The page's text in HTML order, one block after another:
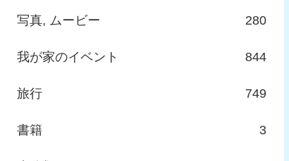
写真, ムービー 280
我が家のイベント 844
旅行 749
書籍 3